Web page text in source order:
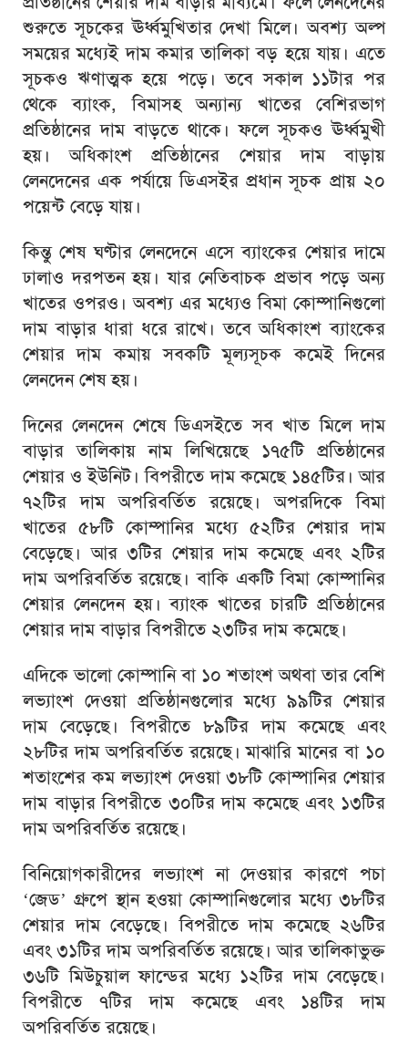
শুরুতে সূচকের ঊর্ধ্বমুখিতার দেখা মিলে। অবশ্য অল্প
সময়ের মধ্যেই দাম কমার তালিকা বড় হয়ে যায়। এতে
সূচকও ঋণাত্মক হয়ে পড়ে। তবে সকাল ১১টার পর
থেকে ব্যাংক, বিমাসহ অন্যান্য খাতের বেশিরভাগ
প্রতিষ্ঠানের দাম বাড়তে থাকে। ফলে সূচকও ঊর্ধ্বমুখী
হয়। অধিকাংশ প্রতিষ্ঠানের শেয়ার দাম বাড়ায়
লেনদেনের এক পর্যায়ে ডিএসইর প্রধান সূচক প্রায় ২০
পয়েন্ট বেড়ে যায়।
কিন্তু শেষ ঘণ্টার লেনদেনে এসে ব্যাংকের শেয়ার দামে
ঢালাও দরপতন হয়। যার নেতিবাচক প্রভাব পড়ে অন্য
খাতের ওপরও। অবশ্য এর মধ্যেও বিমা কোম্পানিগুলো
দাম বাড়ার ধারা ধরে রাখে। তবে অধিকাংশ ব্যাংকের
শেয়ার দাম কমায় সবকটি মূল্যসূচক কমেই দিনের
লেনদেন শেষ হয়।
দিনের লেনদেন শেষে ডিএসইতে সব খাত মিলে দাম
বাড়ার তালিকায় নাম লিখিয়েছে ১৭৫টি প্রতিষ্ঠানের
শেয়ার ও ইউনিট। বিপরীতে দাম কমেছে ১৪৫টির। আর
৭২টির দাম অপরিবর্তিত রয়েছে। অপরদিকে বিমা
খাতের ৫৮টি কোম্পানির মধ্যে ৫২টির শেয়ার দাম
বেড়েছে। আর ৩টির শেয়ার দাম কমেছে এবং ২টির
দাম অপরিবর্তিত রয়েছে। বাকি একটি বিমা কোম্পানির
শেয়ার লেনদেন হয়। ব্যাংক খাতের চারটি প্রতিষ্ঠানের
শেয়ার দাম বাড়ার বিপরীতে ২৩টির দাম কমেছে।
এদিকে ভালো কোম্পানি বা ১০ শতাংশ অথবা তার বেশি
লভ্যাংশ দেওয়া প্রতিষ্ঠানগুলোর মধ্যে ৯৯টির শেয়ার
দাম বেড়েছে। বিপরীতে ৮৯টির দাম কমেছে এবং
২৮টির দাম অপরিবর্তিত রয়েছে। মাঝারি মানের বা ১০
শতাংশের কম লভ্যাংশ দেওয়া ৩৮টি কোম্পানির শেয়ার
দাম বাড়ার বিপরীতে ৩০টির দাম কমেছে এবং ১৩টির
দাম অপরিবর্তিত রয়েছে।
বিনিয়োগকারীদের লভ্যাংশ না দেওয়ার কারণে পচা
‘জেড’ গ্রুপে স্থান হওয়া কোম্পানিগুলোর মধ্যে ৩৮টির
শেয়ার দাম বেড়েছে। বিপরীতে দাম কমেছে ২৬টির
এবং ৩১টির দাম অপরিবর্তিত রয়েছে। আর তালিকাভুক্ত
৩৬টি মিউচুয়াল ফান্ডের মধ্যে ১২টির দাম বেড়েছে।
বিপরীতে ৭টির দাম কমেছে এবং ১৪টির দাম
অপরিবর্তিত রয়েছে।